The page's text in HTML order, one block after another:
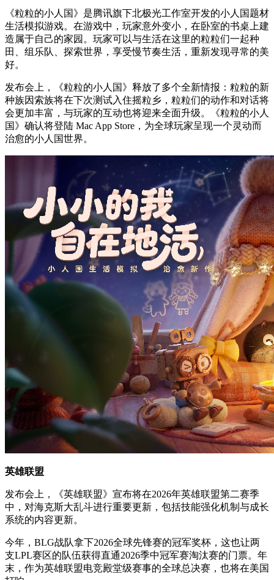
《粒粒的小人国》是腾讯旗下北极光工作室开发的小人国题材
生活模拟游戏。在游戏中，玩家意外变小，在卧室的书桌上建
造属于自己的家园。玩家可以与生活在这里的粒粒们一起种
田、组乐队、探索世界，享受慢节奏生活，重新发现寻常的美
好。
发布会上，《粒粒的小人国》释放了多个全新情报：粒粒的新
种族因索族将在下次测试入住摇粒乡，粒粒们的动作和对话将
会更加丰富，与玩家的互动也将迎来全面升级。《粒粒的小人
国》确认将登陆 Mac App Store，为全球玩家呈现一个灵动而
治愈的小人国世界。
英雄联盟
发布会上，《英雄联盟》宣布将在2026年英雄联盟第二赛季
中，对海克斯大乱斗进行重要更新，包括技能强化机制与成长
系统的内容更新。
今年，BLG战队拿下2026全球先锋赛的冠军奖杯，这也让两
支LPL赛区的队伍获得直通2026季中冠军赛淘汰赛的门票。年
末，作为英雄联盟电竞殿堂级赛事的全球总决赛，也将在美国